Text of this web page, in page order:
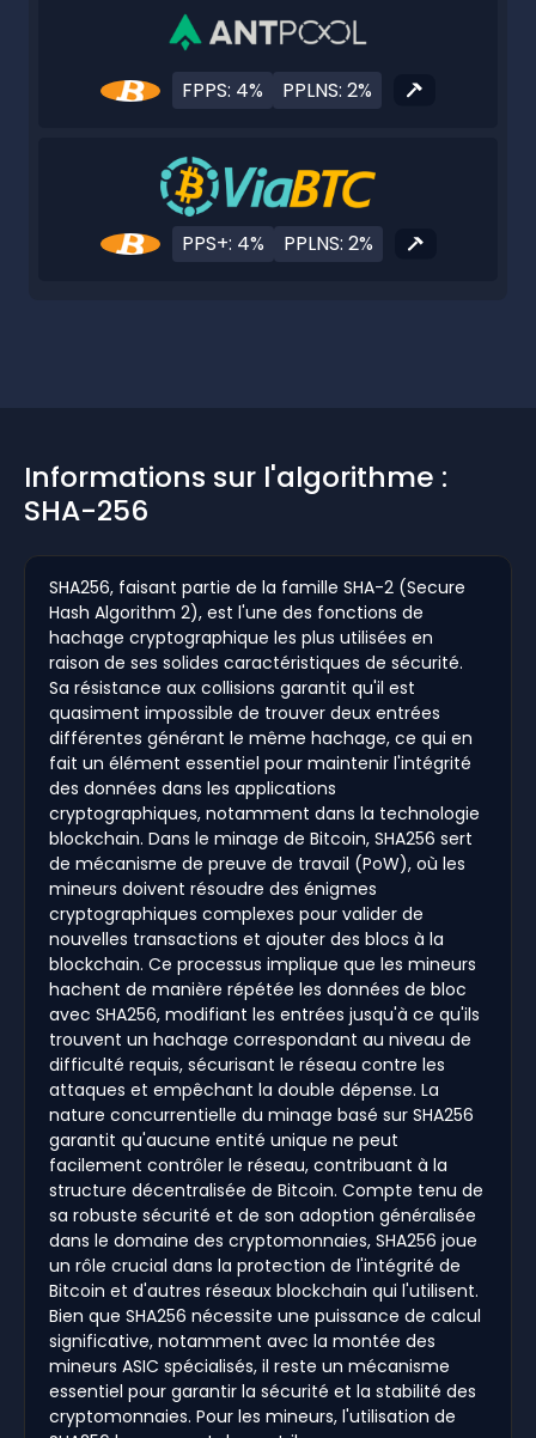
FPPS: 4% PPLNS: 2%
PPS+: 4% PPLNS: 2%
Informations sur l'algorithme :
SHA-256
SHA256, faisant partie de la famille SHA-2 (Secure
Hash Algorithm 2), est l'une des fonctions de
hachage cryptographique les plus utilisées en
raison de ses solides caractéristiques de sécurité.
Sa résistance aux collisions garantit qu'il est
quasiment impossible de trouver deux entrées
différentes générant le même hachage, ce qui en
fait un élément essentiel pour maintenir l'intégrité
des données dans les applications
cryptographiques, notamment dans la technologie
blockchain. Dans le minage de Bitcoin, SHA256 sert
de mécanisme de preuve de travail (PoW), où les
mineurs doivent résoudre des énigmes
cryptographiques complexes pour valider de
nouvelles transactions et ajouter des blocs à la
blockchain. Ce processus implique que les mineurs
hachent de manière répétée les données de bloc
avec SHA256, modifiant les entrées jusqu'à ce qu'ils
trouvent un hachage correspondant au niveau de
difficulté requis, sécurisant le réseau contre les
attaques et empêchant la double dépense. La
nature concurrentielle du minage basé sur SHA256
garantit qu'aucune entité unique ne peut
facilement contrôler le réseau, contribuant à la
structure décentralisée de Bitcoin. Compte tenu de
sa robuste sécurité et de son adoption généralisée
dans le domaine des cryptomonnaies, SHA256 joue
un rôle crucial dans la protection de l'intégrité de
Bitcoin et d'autres réseaux blockchain qui l'utilisent.
Bien que SHA256 nécessite une puissance de calcul
significative, notamment avec la montée des
mineurs ASIC spécialisés, il reste un mécanisme
essentiel pour garantir la sécurité et la stabilité des
cryptomonnaies. Pour les mineurs, l'utilisation de